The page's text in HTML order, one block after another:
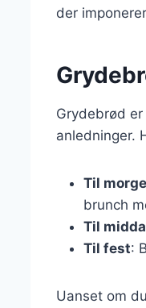
der
Grydebrød
anledninger.
Til
brunch
Til
Til fest:
Uanset om